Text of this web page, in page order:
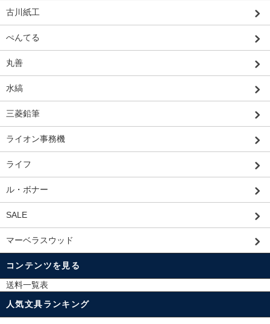
古川紙工
ぺんてる
丸善
水縞
三菱鉛筆
ライオン事務機
ライフ
ル・ボナー
SALE
マーベラスウッド
コンテンツを見る
送料一覧表
人気文具ランキング